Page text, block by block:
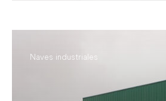
Naves industriales